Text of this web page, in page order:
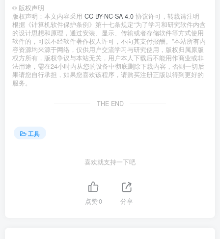
© 版权声明
版权声明：本文内容采用 CC BY-NC-SA 4.0 协议许可，转载请注明
根据《计算机软件保护条例》第十七条规定“为了学习和研究软件内含
的设计思想和原理，通过安装、显示、传输或者存储软件等方式使用
软件的，可以不经软件著作权人许可，不向其支付报酬。”本站所有内
容资源均来源于网络，仅供用户交流学习与研究使用，版权归属原版
权方所有，版权争议与本站无关，用户本人下载后不能用作商业或非
法用途，需在24小时内从您的设备中彻底删除下载内容，否则一切后
果请您自行承担，如果您喜欢该程序，请购买注册正版以得到更好的
服务。
THE END
工具
喜欢就支持一下吧
点赞0 分享